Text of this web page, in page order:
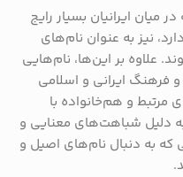
میان ایرانیان بسیار رایج
نیز به عنوان نام‌های
علاوه بر این‌ها، نام‌هایی
و فرهنگ ایرانی و اسلامی
مرتبط و هم‌خانواده با
دلیل شباهت‌های معنایی و
که به دنبال نام‌های اصیل و